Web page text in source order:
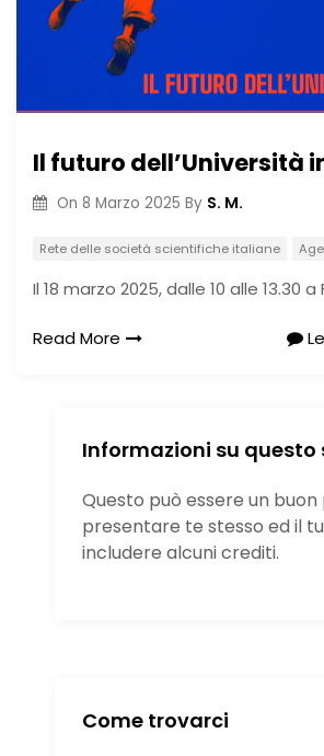
Il futuro dell’Università
On 8 Marzo 2025 By S. M.
Rete delle società scientifiche italiane
Il 18 marzo 2025, dalle 10 alle 13.30 a
Read More
Informazioni su questo
Questo può essere un
presentare te stesso ed il
includere alcuni crediti.
Come trovarci